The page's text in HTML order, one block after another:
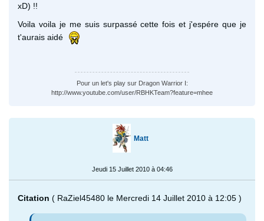
xD) !!
Voila voila je me suis surpassé cette fois et j'espére que je
t'aurais aidé
Pour un let's play sur Dragon Warrior I:
http://www.youtube.com/user/RBHKTeam?feature=mhee
Matt
Jeudi 15 Juillet 2010 à 04:46
Citation ( RaZiel45480 le Mercredi 14 Juillet 2010 à 12:05 )